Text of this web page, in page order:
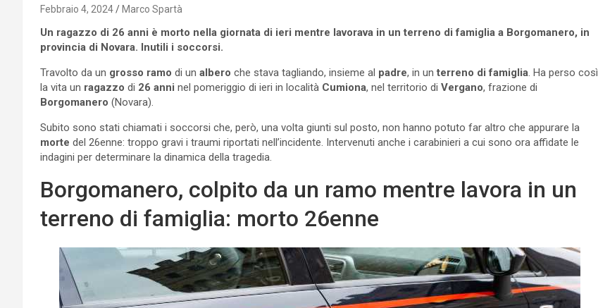
Febbraio 4, 2024 Marco Spartà
Un ragazzo di 26 anni è morto nella giornata di ieri mentre lavorava in un terreno di famiglia a Borgomanero, in
provincia di Novara. Inutili i soccorsi.
Travolto da un grosso ramo di un albero che stava tagliando, insieme al padre, in unterreno di famiglia . Ha perso così
la vita un ragazzo di 26 anni nel pomeriggio di ieri in località Cumiona, nel territorio di Vergano, frazione di
Borgomanero (Novara).
Subito sono stati chiamati i soccorsi che, però, una volta giunti sul posto, non hanno potuto far altro che appurare la
morte del 26enne: troppo gravi i traumi riportati nell’incidente. Intervenuti anche i carabinieri a cui sono ora affidate le
indagini per determinare la dinamica della tragedia.
Borgomanero, colpito da un ramo mentre lavora in un
terreno di famiglia: morto 26enne